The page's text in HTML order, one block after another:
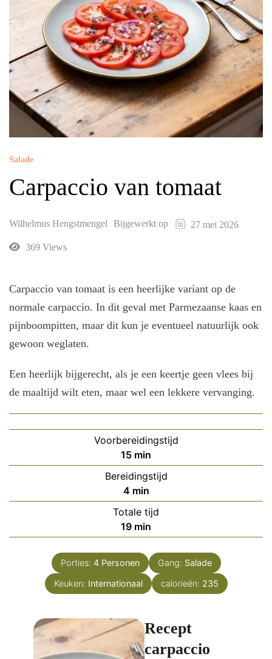
Salade
Carpaccio van tomaat
Wilhelmus Hengstmengel Bijgewerkt op 27 mei 2026
369 Views
Carpaccio van tomaat is een heerlijke variant op de
normale carpaccio. In dit geval met Parmezaanse kaas en
pijnboompitten, maar dit kun je eventueel natuurlijk ook
gewoon weglaten.
Een heerlijk bijgerecht, als je een keertje geen vlees bij
de maaltijd wilt eten, maar wel een lekkere vervanging.
Voorbereidingstijd
15minuten
min
Bereidingstijd
4minuten
min
Totale tijd
19minuten
min
Porties: 4 Personen Gang: Salade
Keuken: Internationaal calorieën: 235
Recept
carpaccio